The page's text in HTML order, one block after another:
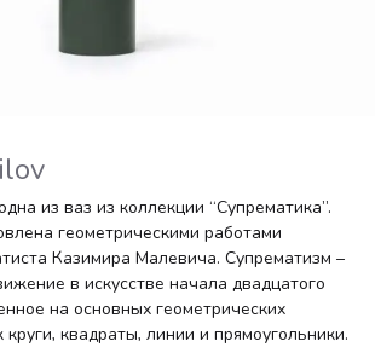
из ваз из коллекции “Супрематика”.
​​геометрическими работами
Казимира Малевича. Супрематизм –
в искусстве начала двадцатого
на основных геометрических
квадраты, линии и прямоугольники.